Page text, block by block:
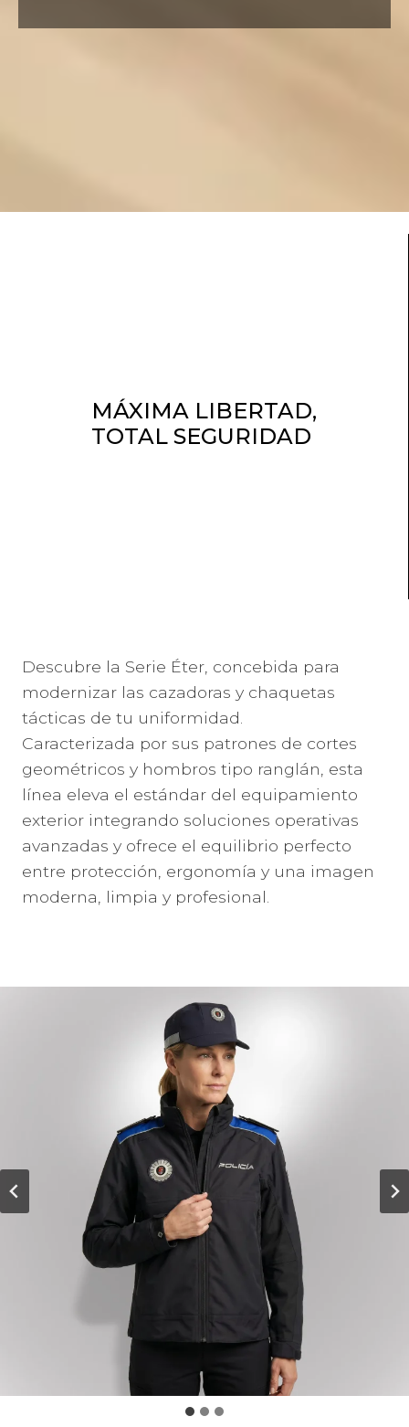
MÁXIMA LIBERTAD,
TOTAL SEGURIDAD
Descubre la Serie Éter, concebida para
modernizar las cazadoras y chaquetas
tácticas de tu uniformidad.
Caracterizada por sus patrones de cortes
geométricos y hombros tipo ranglán, esta
línea eleva el estándar del equipamiento
exterior integrando soluciones operativas
avanzadas y ofrece el equilibrio perfecto
entre protección, ergonomía y una imagen
moderna, limpia y profesional.